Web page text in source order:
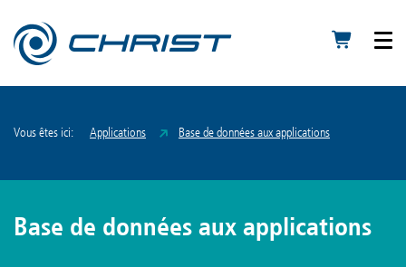
Vous êtes ici: Applications Base de données aux applications
Base de données aux applications